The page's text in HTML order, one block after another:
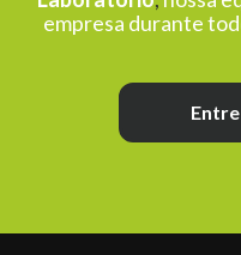
empresa durante